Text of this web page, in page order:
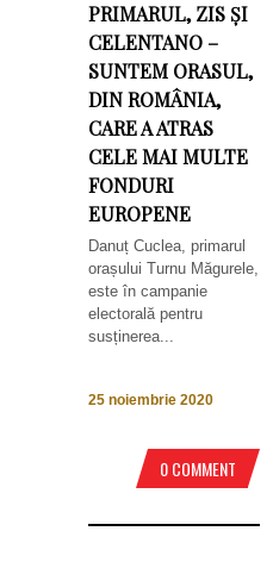
PRIMARUL, ZIS ȘI
CELENTANO –
SUNTEM ORASUL,
DIN ROMÂNIA,
CARE A ATRAS
CELE MAI MULTE
FONDURI
EUROPENE
Danuț Cuclea, primarul
orașului Turnu Măgurele,
este în campanie
electorală pentru
susținerea...
25 noiembrie 2020
0 COMMENT